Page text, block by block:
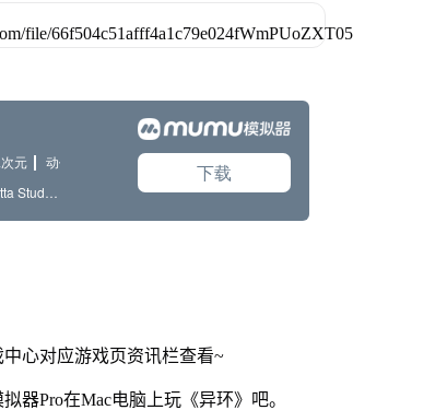
心对应游戏页资讯栏查看~
器Pro在Mac电脑上玩《异环》吧。